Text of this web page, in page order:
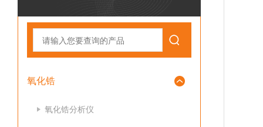
氧化锆
氧化锆分析仪